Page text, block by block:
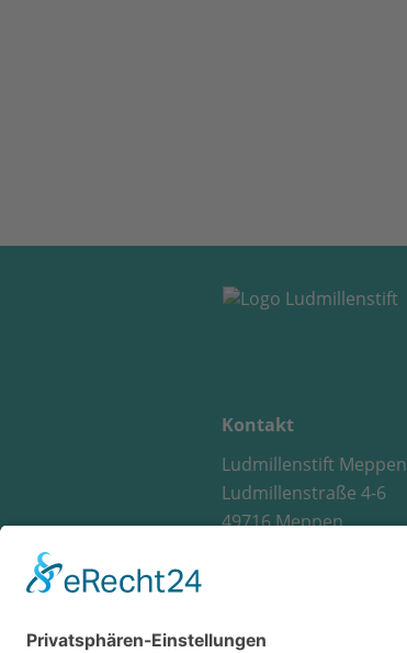
Kontakt
Ludmillenstift Meppen
Ludmillenstraße 4-6
49716 Meppen